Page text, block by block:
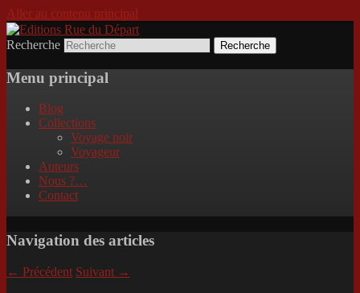
Aller au contenu principal
Editions Rue du Départ
Incitation au voyage, du roman noir au
poème.
Recherche
Menu principal
Blog
Collections
Voyage noir
Voyageur
Auteurs
Nous ?…
Contact
Navigation des articles
← Précédent Suivant →